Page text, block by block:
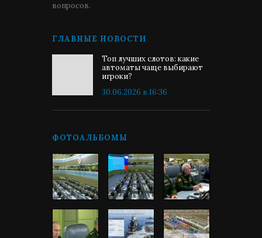
вопросов.
ГЛАВНЫЕ НОВОСТИ
Топ лучших слотов: какие
автоматы чаще выбирают
игроки?
30.06.2026 в 16:36
ФОТОАЛЬБОМЫ